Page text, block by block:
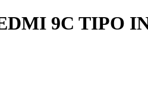
9C TIPO